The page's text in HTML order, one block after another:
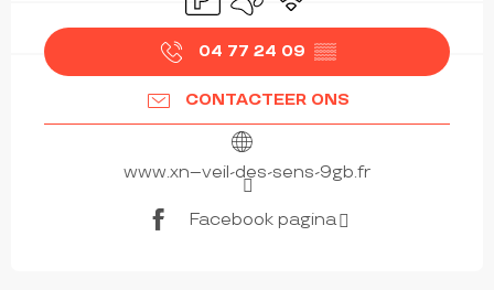
04 77 24 09 ▒▒
CONTACTEER ONS
www.xn--veil-des-sens-9gb.fr
Facebook pagina